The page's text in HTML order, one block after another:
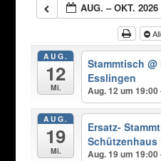
AUG. – OKT. 2026
AUG.
12
Mi.
Stammtisch @
Esslingen
Aug. 12 um 19:00
AUG.
19
Mi.
Ersatz-
Schützenhaus
Aug. 19 um 19:00